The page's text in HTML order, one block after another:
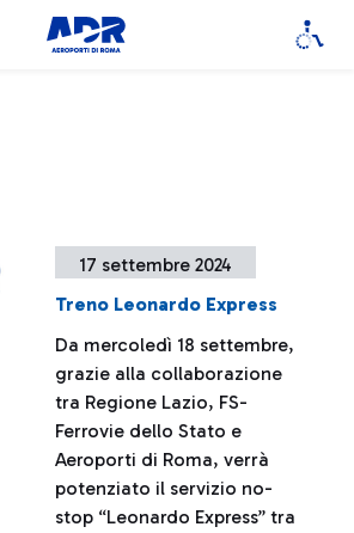
17 settembre 2024
Treno Leonardo Express
Da mercoledì 18 settembre,
grazie alla collaborazione
tra Regione Lazio, FS-
Ferrovie dello Stato e
Aeroporti di Roma, verrà
potenziato il servizio no-
stop “Leonardo Express” tra